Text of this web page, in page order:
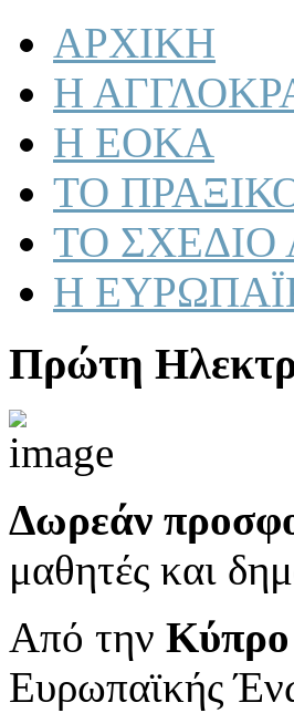
ΑΡΧΙΚΗ
Η
Η ΕΟΚΑ
ΤΟ
ΤΟ
Η
Πρώτη
Δωρεάν
μαθητές και
Από την Κύπρο
Ευρωπαϊκής